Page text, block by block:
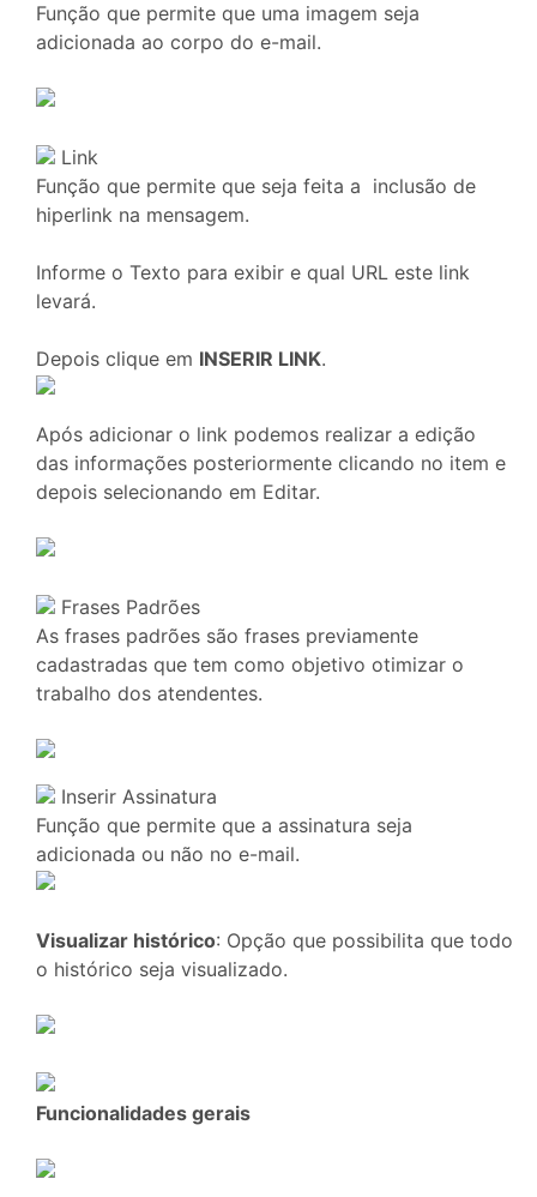
Função que permite que uma imagem seja
adicionada ao corpo do e-mail.
Link
Função que permite que seja feita a inclusão de
hiperlink na mensagem.
Informe o Texto para exibir e qual URL este link
levará.
Depois clique em INSERIR LINK.
Após adicionar o link podemos realizar a edição
das informações posteriormente clicando no item e
depois selecionando em Editar.
Frases Padrões
As frases padrões são frases previamente
cadastradas que tem como objetivo otimizar o
trabalho dos atendentes.
Inserir Assinatura
Função que permite que a assinatura seja
adicionada ou não no e-mail.
Visualizar histórico: Opção que possibilita que todo
o histórico seja visualizado.
Funcionalidades gerais